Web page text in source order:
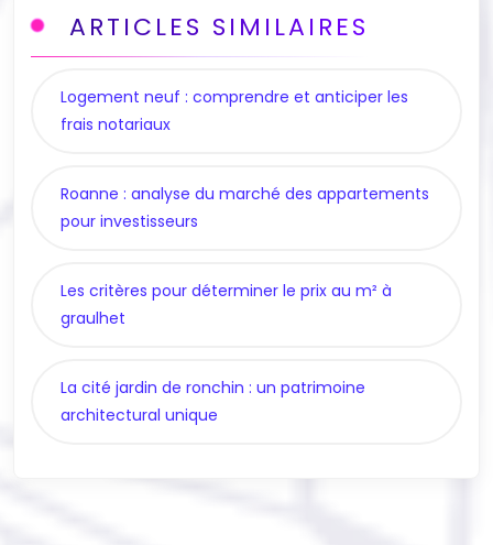
ARTICLES SIMILAIRES
Logement neuf : comprendre et anticiper les
frais notariaux
Roanne : analyse du marché des appartements
pour investisseurs
Les critères pour déterminer le prix au m² à
graulhet
La cité jardin de ronchin : un patrimoine
architectural unique